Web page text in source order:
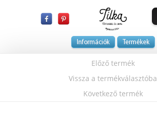
Információk Termékek
Előző termék
Vissza a termékválasztóba
Következő termék